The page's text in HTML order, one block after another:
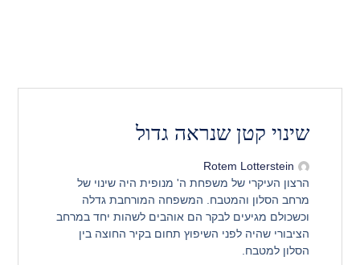
שינוי קטן שנראה גדול
Rotem Lotterstein
הרצון העיקרי של משפחת ה' מנופית היה שינוי של
מרחב הסלון והמטבח. המשפחה המורחבת גדלה
וכשכולם מגיעים לבקר הם אוהבים לשהות יחד במרחב
הציבורי שהיה לפני השיפוץ תחום בקיר החוצה בין
הסלון למטבח.